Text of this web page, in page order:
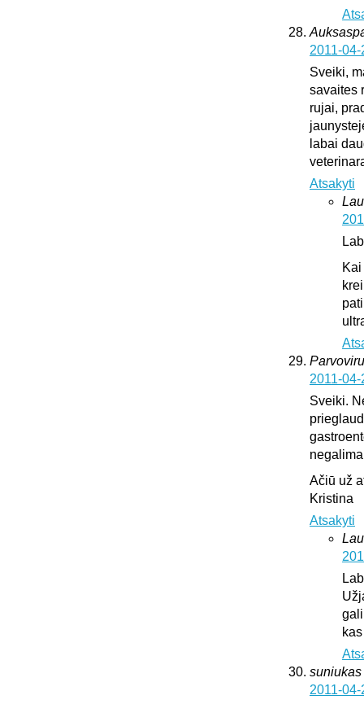
2011-
Sveiki,
savaites
rujai,
labai
Atsakyti
2011-
Sveiki.
Ačiū už
Kristina
Atsakyti
suniukas
2011-